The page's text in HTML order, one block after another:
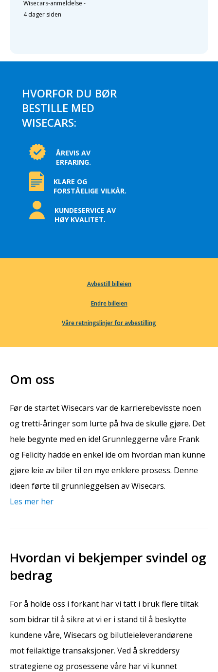
Wisecars-anmeldelse -
4 dager siden
HVORFOR DU BØR
BESTILLE MED
WISECARS:
ÅREVIS AV
ERFARING.
KLARE OG
FORSTÅELIGE VILKÅR.
KUNDESERVICE AV
HØY KVALITET.
Avbestill billeien
Endre billeien
Våre retningslinjer for avbestilling
Om oss
Før de startet Wisecars var de karrierebevisste noen
og tretti-åringer som lurte på hva de skulle gjøre. Det
hele begynte med en ide! Grunnleggerne våre Frank
og Felicity hadde en enkel ide om hvordan man kunne
gjøre leie av biler til en mye enklere prosess. Denne
ideen førte til grunnleggelsen av Wisecars.
Les mer her
Hvordan vi bekjemper svindel og
bedrag
For å holde oss i forkant har vi tatt i bruk flere tiltak
som bidrar til å sikre at vi er i stand til å beskytte
kundene våre, Wisecars og bilutleieleverandørene
mot feilaktige transaksjoner. Ved å skreddersy
strategiene og prosessene våre har vi kunnet